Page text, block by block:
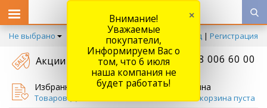
Не выбрано Вход | Регистрация
Акции +7 778 006 60 00
Избранное
Товаров (
Корзина
Ваша корзина пуста
Внимание!
Уважаемые
покупатели,
Информируем Вас о
том, что 6 июля
наша компания не
будет работать!
×